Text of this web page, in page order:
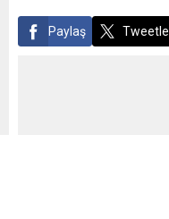
Paylaş Tweetle